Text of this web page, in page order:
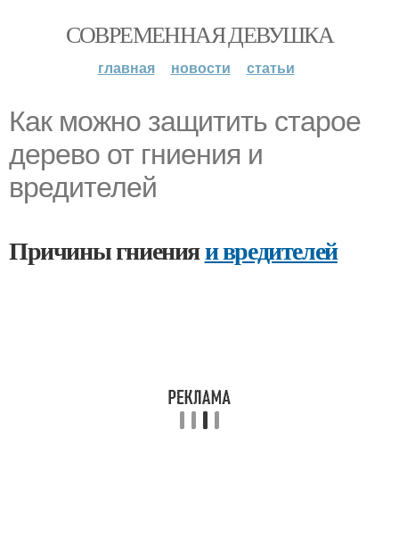
СОВРЕМЕННАЯ ДЕВУШКА
главная новости статьи
Как можно защитить старое
дерево от гниения и
вредителей
Причины гниенияи вредителей